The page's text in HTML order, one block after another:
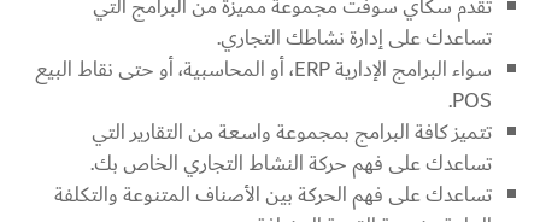
تقدم سكاي سوفت مجموعة مميزة من البرامج التي
تساعدك على إدارة نشاطك التجاري.
سواء البرامج الإدارية ERP، أو المحاسبية، أو حتى نقاط البيع
POS.
تتميز كافة البرامج بمجموعة واسعة من التقارير التي
تساعدك على فهم حركة النشاط التجاري الخاص بك.
تساعدك على فهم الحركة بين الأصناف المتنوعة والتكلفة